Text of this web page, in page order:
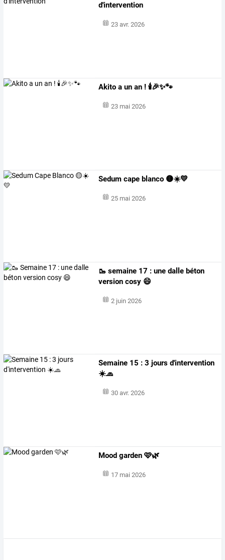
d'intervention
23 avr. 2026
Akito a un an ! 🕯️🎉✨🐾
23 mai 2026
Sedum cape blanco 🟡☀️💛
25 mai 2026
🥾 semaine 17 : une dalle béton
version cosy 😄
2 juin 2026
Semaine 15 : 3 jours d'intervention
☀️🧢
30 avr. 2026
Mood garden 🩷🌿
17 mai 2026